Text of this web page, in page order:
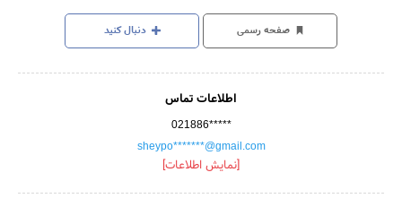
صفحه رسمی دنبال کنید
اطلاعات تماس
021886*****
sheypo*******@gmail.com
[نمایش اطلاعات]